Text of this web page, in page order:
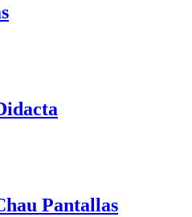
Pantallas